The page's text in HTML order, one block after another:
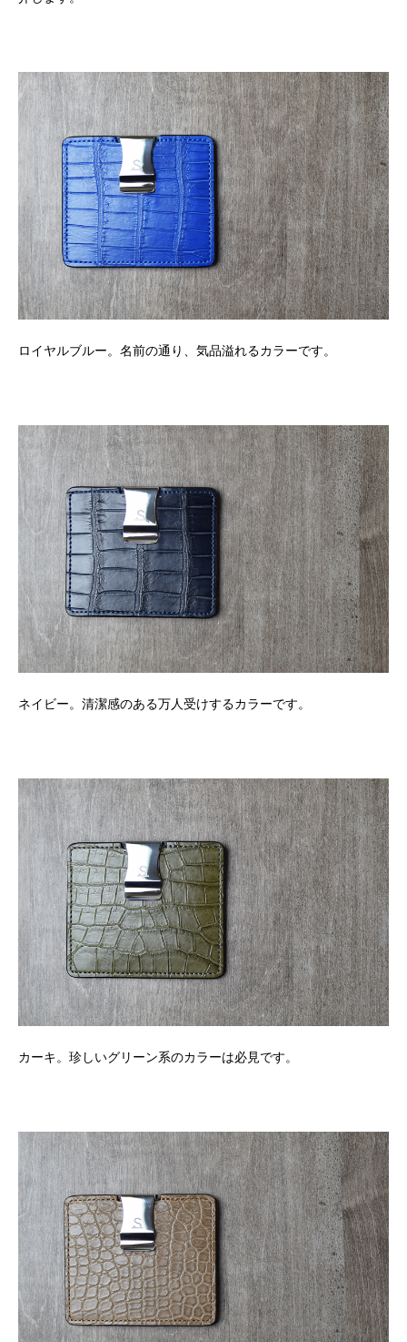
ロイヤルブルー。名前の通り、気品溢れるカラーです。
ネイビー。清潔感のある万人受けするカラーです。
カーキ。珍しいグリーン系のカラーは必見です。